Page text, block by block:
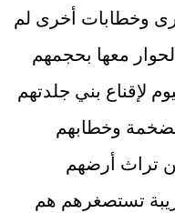
وخطابات أخرى لم
معها بحجمهم
لإقناع بني جلدتهم
وخطابهم
تراث أرضهم
تستصغرهم هم